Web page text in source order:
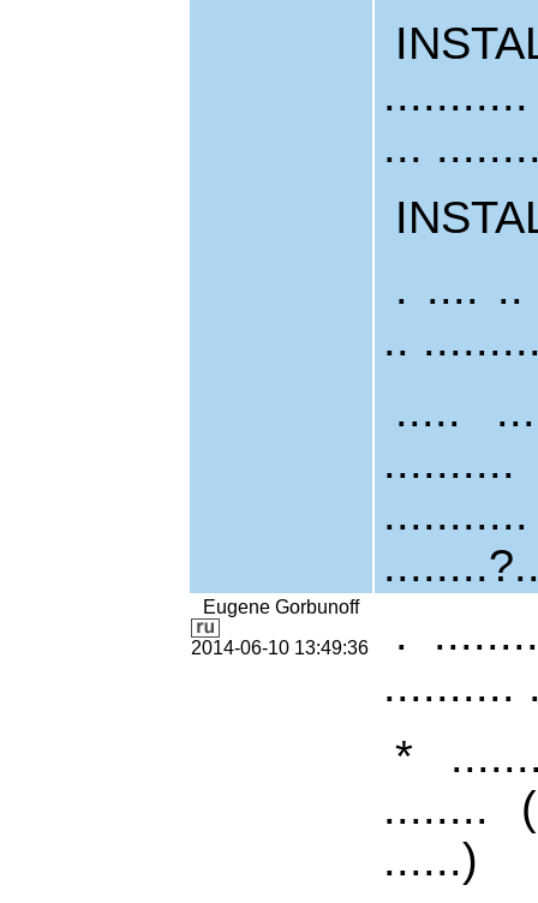
...
. .... ..
..
.....
Eugene Gorbunoff
2014-06-10 13:49:36
.
..........
*
........
......)